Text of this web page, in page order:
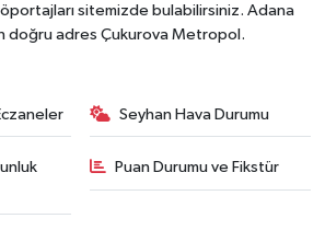
sitemizde bulabilirsiniz. Adana
doğru adres Çukurova Metropol.
Seyhan Hava Durumu
Puan Durumu ve Fikstür